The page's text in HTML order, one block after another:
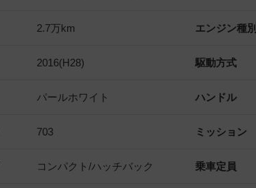
2.7万km エンジン種別
2016(H28) 駆動方式
パールホワイト ハンドル
703 ミッション
コンパクト/ハッチバック 乗車定員